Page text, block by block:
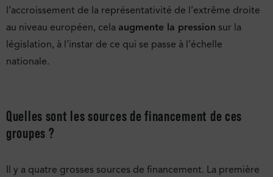
l’accroissement de la représentativité de l’extrême droite
au niveau européen, cela augmente la pression sur la
législation, à l’instar de ce qui se passe à l’échelle
nationale.
Quelles sont les sources de financement de ces
groupes ?
Il y a quatre grosses sources de financement. La première